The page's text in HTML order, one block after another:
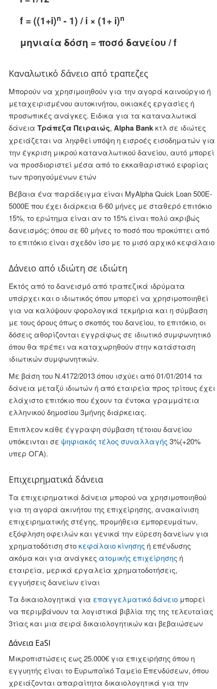
f = ((1+i)n - 1) / i × (1+ i)n
μηνιαία δόση = ποσό δανείου / f
Καναλωτικό δάνειο από τραπεζες
Μπορούν να χρησιμοιηθούν για την αγορά καινούργιο ή
μεταχειρισμένου αυτοκινήτου, οικιακές εργασίες ή
προσωπικές ανάγκες. Ειδικα για τα καταναλωτικά
δάνεια Τράπεζα Πειραιώς, Alpha Bankκτλ σε ιδιώτες
χρειάζεται να ληφθεί υπόψη η εισροές εισοδηματών για
την έγκριση μικρού καταναλωτικού δανείου, αυτό μπορεί
να προσδιοριστεί μέσα από το εκκαθαριστικό εφορίας
των προηγούμενων ετών
Βέβαια ένα παράδειγμα είναι MyAlpha Quick Loan 500E-
5000E που έχει διάρκεια 6-60 μήνες με σταθερό επιτόκιο
15%, το ερώτημα είναι αν το 15% είναι πολύ ακριβώς
δανεισμός; όπου σε 60 μήνες το ποσό που προκύπτει από
το επιτόκιο είναι σχεδόν ίσο με το μισό αρχικό κεφάλαιο
Δάνειο από ιδιώτη σε ιδιώτη
Εκτός από το δανεισμό από τραπεζικά ιδρύματα
υπάρχει και ο ιδιωτικός όπου μπορεί να χρησιμοποιηθεί
για να καλύψουν φορολογικά τεκμήρια και η σύμβαση
με τους όρους όπως ο σκοπός του δανείου, το επιτόκιο, οι
δόσεις αθορίζονται εγγράφως σε ιδιωτικό συμφωνητικό
όπου θα πρέπει να καταχωρηθούν στην κατάσταση
ιδιωτικών συμφωνητικών.
Με βάση του Ν.4172/2013 όπου ισχύει από 01/01/2014 τα
δάνεια μεταξύ ιδιωτών ή από εταιρεία προς τρίτους έχει
ελάχιστο επιτόκιο που έχουν τα έντοκα γραμμάτεια
ελληνικού δημοσίου 3μήνης διάρκειας.
Επιπλεον κάθε έγγραφη σύμβαση τέτοιου δανείου
υπόκεινται σε ψηφιακός τέλος συναλλαγής 3%(+20%
υπερ ΟΓΑ).
Επιχειρηματικά δάνεια
Τα επιχειρηματικά δάνεια μπορού να χρησιμοποιηθού
για τη αγορά ακινήτου της επιχείρησης, ανακαίνιση
επιχειρηματικής στέγης, προμήθεια εμπορευμάτων,
εξόφληση οφειλών και γενικά την εύρεση δανείων για
χρηματοδότιση στοκεφάλαιο κίνησης ή επένδυσης
ακόμα και για ανάγκες ατομικής επιχείρησης ή
εταιρεία, μερικά εργαλεία χρηματοδοτήσεις,
εγγυήσεις δανείων είναι
Τα δικαιολογητικά για επαγγελματικό δάνειομπορεί
να περιμβάνουν τα λογιστικά βιβλία της της τελευταίας
3τίας και μια σειρά δικαιολογητικών και βεβαιώσεων
Δάνεια EaSI
Μικροπιστώσεις εως 25.000€ για επιχειρήσης όπου η
εγγυητής είναι το Ευρωπαϊκό Ταμείο Επενδύσεων, όπου
χρειάζονται απαραίτητα δικαιολογητικά για την